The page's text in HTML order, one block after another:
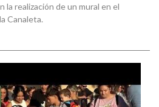
la realización de un mural en el
Canaleta.